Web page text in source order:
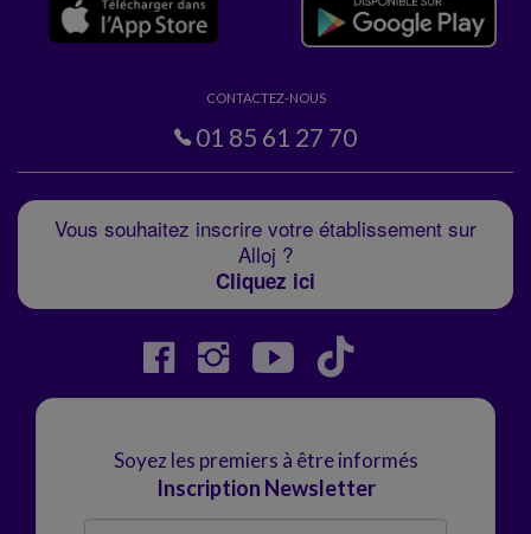
CONTACTEZ-NOUS
01 85 61 27 70
Vous souhaitez inscrire votre établissement sur
Alloj ?
Cliquez ici
Soyez les premiers à être informés
Inscription Newsletter